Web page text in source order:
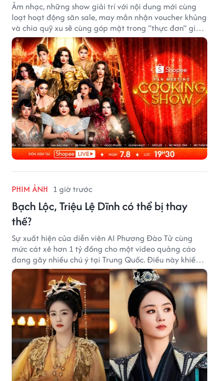
Âm nhạc, những show giải trí với nội dung mới cùng
loạt hoạt động săn sale, may mắn nhận voucher khủng
và chia quỹ xu sẽ cùng góp mặt trong “thực đơn” giải
trí cuối tuần trên Shopee, diễn ra liên tiếp vào ngày
7/8 và 8/8.
PHIM ẢNH 1 giờ trước
Bạch Lộc, Triệu Lệ Dĩnh có thể bị thay
thế?
Sự xuất hiện của diễn viên AI Phương Đào Tử cùng
mức cát xê hơn 1 tỷ đồng cho một video quảng cáo
đang gây nhiều chú ý tại Trung Quốc. Điều này khiến
không ít người đặt câu hỏi liệu những ngôi sao hàng
đầu như Bạch Lộc, Triệu Lệ Dĩnh có thể bị thay thế
trong tương lai.